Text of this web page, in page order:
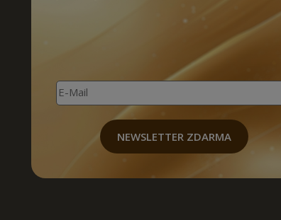
E-Mail
NEWSLETTER ZDARMA